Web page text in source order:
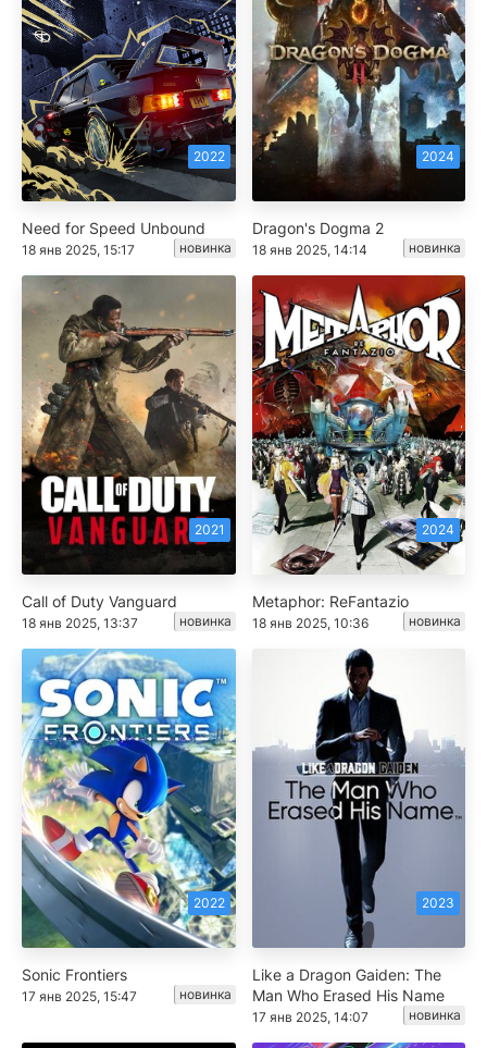
2022
Need for Speed Unbound
18 янв 2025, 15:17 новинка
2024
Dragon's Dogma 2
18 янв 2025, 14:14 новинка
2021
Call of Duty Vanguard
18 янв 2025, 13:37 новинка
2024
Metaphor: ReFantazio
18 янв 2025, 10:36 новинка
2022
Sonic Frontiers
17 янв 2025, 15:47 новинка
2023
Like a Dragon Gaiden: The
Man Who Erased His Name
17 янв 2025, 14:07 новинка